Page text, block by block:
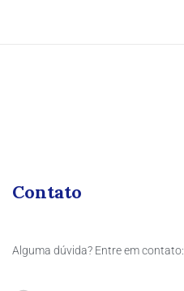
Contato
Alguma dúvida? Entre em contato: